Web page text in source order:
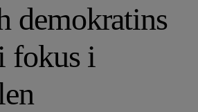
demokratins
fokus i